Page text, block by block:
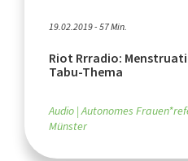
19.02.2019 - 57 Min.
Riot Rrradio:
Tabu-Thema
Audio Autonomes
Münster